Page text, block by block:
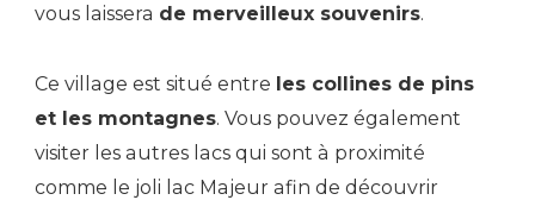
vous laissera de merveilleux souvenirs.
Ce village est situé entre les collines de pins
et les montagnes. Vous pouvez également
visiter les autres lacs qui sont à proximité
comme le joli lac Majeur afin de découvrir